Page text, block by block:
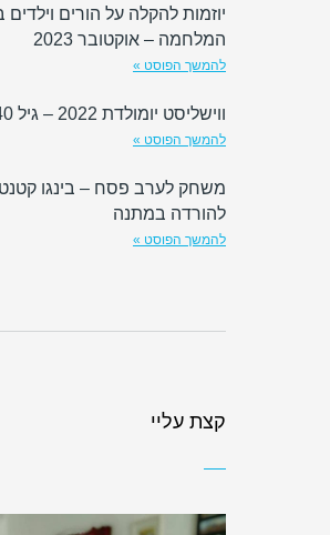
יוזמות להקלה על הורים וילדים
המלחמה – אוקטובר 2023
להמשך הפוסט »
ווישליסט יומולדת 2022 – גיל 40 הגדול
להמשך הפוסט »
משחק לערב פסח – בינגו
להורדה במתנה
להמשך הפוסט »
קצת עליי